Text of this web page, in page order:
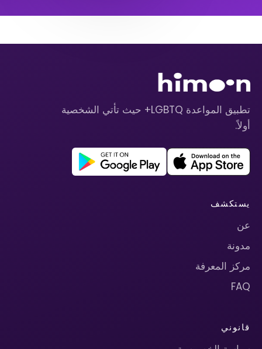
تطبيق المواعدة LGBTQ+ حيث تأتي الشخصية
أولاً.
يستكشف
عن
مدونة
مركز المعرفة
FAQ
قانوني